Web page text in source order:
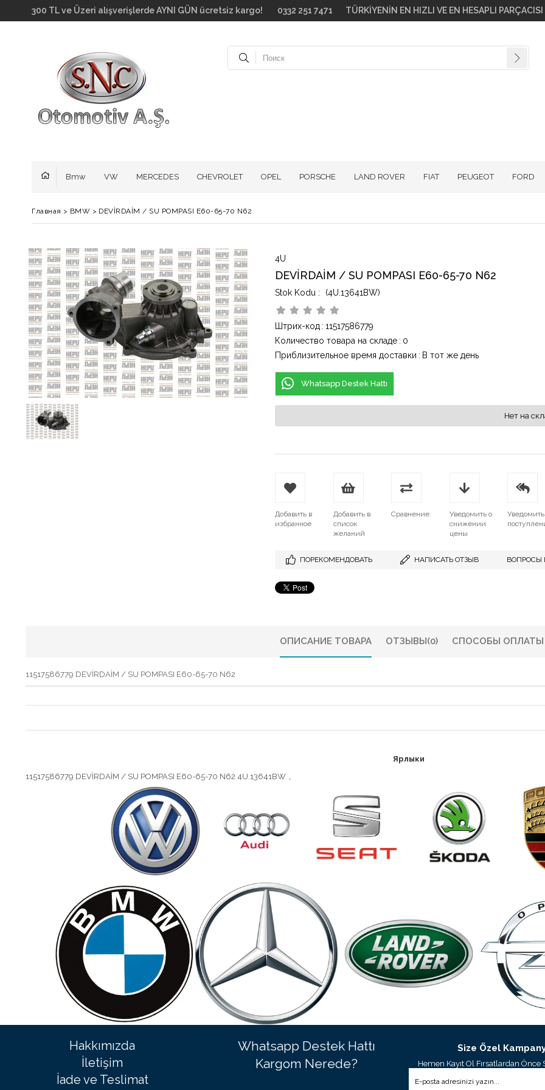
300 TL ve Üzeri alışverişlerde AYNI GÜN ücretsiz kargo! 0332 251 7471 TÜRKİYENİN EN HIZLI VE EN HESAPLI
Bmw VW MERCEDES CHEVROLET OPEL PORSCHE LAND ROVER FIAT PEUGEOT FORD
Главная > BMW > DEVİRDAİM / SU POMPASI E60-65-70 N62
4U
DEVİRDAİM / SU POMPASI E60-65-70 N62
(4U.13641BW)
Штрих-код : 11517586779
Количество товара на складе : 0
Приблизительное время доставки : В тот же день
Whatsapp Destek Hattı
Нет на
Добавить в
избранное
Добавить в
список
желаний
Сравнение.
Уведомить о
снижении
цены
ПОРЕКОМЕНДОВАТЬ НАПИСАТЬ ОТЗЫВ ВОПРОСЫ
ОПИСАНИЕ ТОВАРА ОТЗЫВЫ(0) СПОСОБЫ ОПЛАТЫ
11517586779 DEVİRDAİM / SU POMPASI E60-65-70 N62
Ярлыки
11517586779 DEVİRDAİM / SU POMPASI E60-65-70 N62 4U.13641BW ,
Hakkımızda
İletişim
İade ve Teslimat
Whatsapp Destek Hattı
Kargom Nerede?
Size Özel
Hemen Kayıt Ol Fırsatlardan Önce